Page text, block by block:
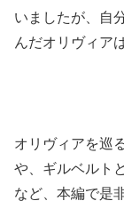
いましたが、自
んだオリヴィア
オリヴィアを巡
や、ギルベルト
など、本編で是